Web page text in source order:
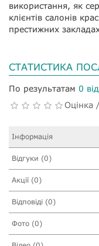
використання, як
клієнтів салонів
престижних
СТАТИСТИКА
По результатам 0
Оцінка
Інформація
Відгуки (0)
Акції (0)
Відповіді (0)
Фото (0)